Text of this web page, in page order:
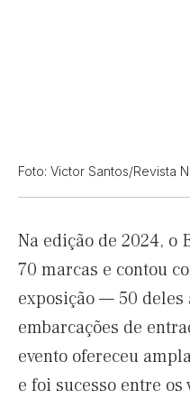
Foto: Victor Santos/Revista
Na edição de 2024, o
70 marcas e contou
exposição — 50 deles
embarcações de
evento ofereceu
e foi sucesso entre